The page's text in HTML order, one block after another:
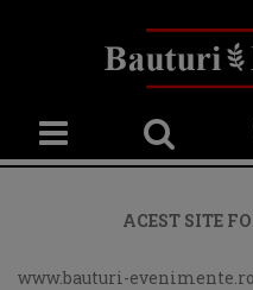
ACEST SITE
www.bauturi-